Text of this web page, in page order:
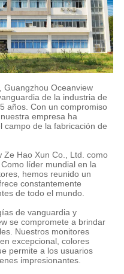
Guangzhou Oceanview
de la industria de
años. Con un compromiso
empresa ha
campo de la fabricación de
Ze Hao Xun Co., Ltd. como
líder mundial en la
hemos reunido un
constantemente
de todo el mundo.
de vanguardia y
se compromete a brindar
Nuestros monitores
excepcional, colores
permite a los usuarios
impresionantes.